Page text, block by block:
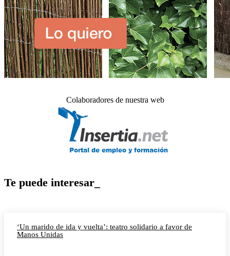
Colaboradores de nuestra web
Te puede interesar_
‘Un marido de ida y vuelta’: teatro solidario a favor de
Manos Unidas